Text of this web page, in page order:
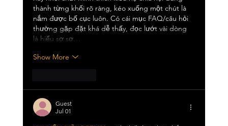
thành từng khối rõ ràng, kéo xuống một chút là
nắm được bố cục luôn. Có cái mục FAQ/câu hỏi
thường gặp đặt khá dễ thấy, đọc lướt vài dòng
là hiểu sơ sơ…
Show More
Guest
Jul 01